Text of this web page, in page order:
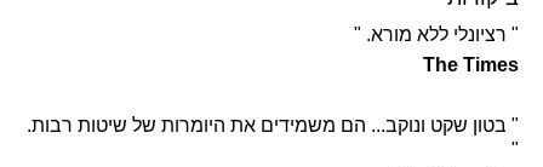
" רציונלי ללא מורא. "
The Times
" בטון שקט ונוקב... הם משמידים את היומרות של שיטות רבות.
"